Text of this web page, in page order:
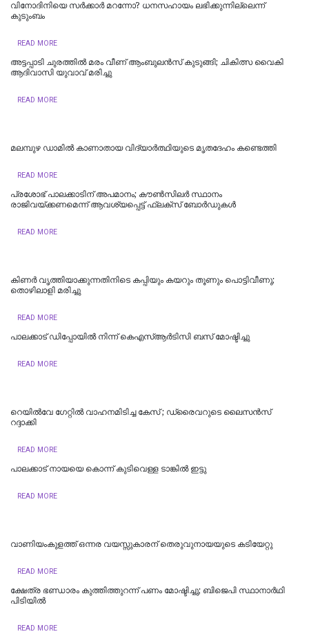
വിനോദിനിയെ സര്‍ക്കാര്‍ മറന്നോ? ധനസഹായം ലഭിക്കുന്നില്ലെന്ന്
കുടുംബം
READ MORE
അട്ടപ്പാടി ചുരത്തിൽ മരം വീണ് ആംബുലൻസ് കുടുങ്ങി; ചികിത്സ വൈകി
ആദിവാസി യുവാവ് മരിച്ചു
READ MORE
മലമ്പുഴ ഡാമില്‍ കാണാതായ വിദ്യാര്‍ത്ഥിയുടെ മൃതദേഹം കണ്ടെത്തി
READ MORE
പ്ര​ശോ​ഭ് പാ​ല​ക്കാ​ടി​ന് അ​പ​മാ​നം; കൗ​ൺ​സി​ല​ർ സ്ഥാ​നം
രാജിവയ്ക്കണമെന്ന് ആവശ്യപ്പെട്ട് ഫ്ലക്സ് ബോർഡുകൾ
READ MORE
കിണർ വൃത്തിയാക്കുന്നതിനിടെ കപ്പിയും കയറും തൂണും പൊട്ടിവീണു;
തൊഴിലാളി മരിച്ചു
READ MORE
പാലക്കാട് ഡിപ്പോയിൽ നിന്ന് കെഎസ്ആർടിസി ബസ് മോഷ്ടിച്ചു
READ MORE
റെയിൽവേ​ ​ഗേറ്റിൽ വാഹനമിടിച്ച കേസ് ; ഡ്രൈവറുടെ ലൈസൻസ്
റദ്ദാക്കി
READ MORE
പാലക്കാട് നാ​യ​യെ കൊ​ന്ന് കു​ടി​വെ​ള്ള ടാ​ങ്കി​ൽ ഇ​ട്ടു
READ MORE
വാണിയംകുളത്ത് ഒന്നര വയസ്സുകാരന് തെരുവുനായയുടെ കടിയേറ്റു
READ MORE
ക്ഷേത്ര ഭണ്ഡാരം കുത്തിത്തുറന്ന് പണം മോഷ്ടിച്ചു; ബിജെപി സ്ഥാനാര്‍ഥി
പിടിയില്‍
READ MORE